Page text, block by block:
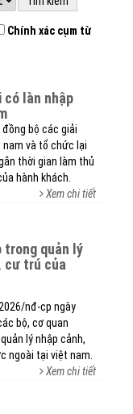
Chính xác cụm từ
bộ các giải
nam và tổ chức lại
thời gian làm thủ
hành khách.
Xem chi tiết
cư trú của
nđ-cp ngày
bộ, cơ quan
lý nhập cảnh,
ngoài tại việt nam.
Xem chi tiết